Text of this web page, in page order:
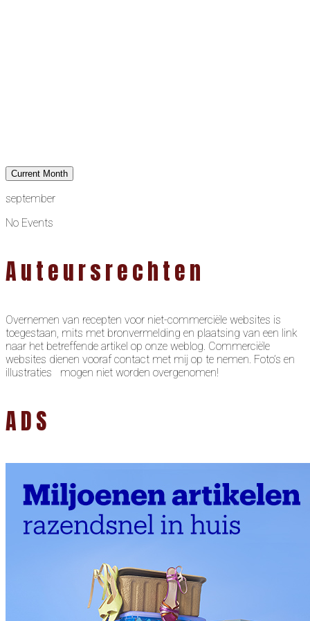
Current Month
september
No Events
Auteursrechten
Overnemen van recepten voor niet-commerciële websites is
toegestaan, mits met bronvermelding en plaatsing van een link
naar het betreffende artikel op onze weblog. Commerciële
websites dienen vooraf contact met mij op te nemen. Foto’s en
illustraties mogen niet worden overgenomen!
ADS